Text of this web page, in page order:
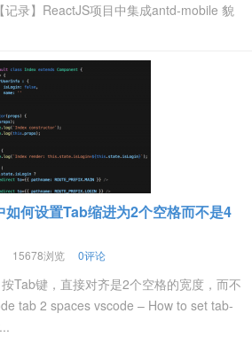
记录】ReactJS项目中集成antd-mobile 貌
如何设置Tab缩进为2个空格而不是4
15678浏览 0评论
Tab键，直接对齐是2个空格的宽度，而不
tab 2 spaces vscode – How to set tab-